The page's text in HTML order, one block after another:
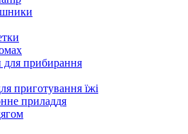
для прибирання
приготування їжі
приладдя